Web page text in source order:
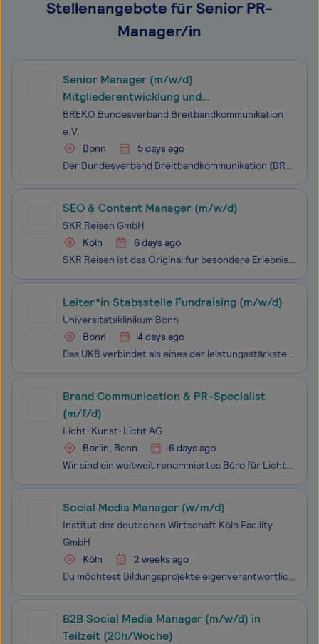
Stellenangebote für Senior PR-
Manager/in
Senior Manager (m/w/d)
Mitgliederentwicklung und
Mitgliederkommunikation
BREKO Bundesverband Breitbandkommunikation
e.V.
Bonn
5 days ago
Der Bundesverband Breitbandkommunikation (BREKO) ist der führende deutsche Telekommunikationsverband. Mit unseren 540 Mitgliedsunternehmen gestalten wir die digitale Zukunft und setzen uns für bestmögliche Rahmenbedingungen für Telekommunikationsunternehmen und Rechenzentrumsbetreiber ein. Unser 25-
SEO & Content Manager (m/w/d)
SKR Reisen GmbH
Köln
6 days ago
SKR Reisen ist das Original für besondere Erlebnisreisen in kleinen Gruppen – weltweit. Wir schenken unseren Gästen außergewöhnliche Reiseerlebnisse und bewirken dadurch ein anhaltend starkes Unternehmenswachstum. Für unser weiteres Wachstum suchen wir zeitnah eine/n SEO & Content Manager (m/w/
Leiter*in Stabsstelle Fundraising (m/w/d)
Universitätsklinikum Bonn
Bonn
4 days ago
Das UKB verbindet als eines der leistungsstärksten Universitätsklinika Deutschlands Höchstleistungen in Medizin und Forschung mit exzellenter Lehre. Jährlich werden am UKB über eine halbe Million Patienten ambulant und stationär versorgt. Hier studieren rund 3.500 Menschen Medizin und Zahnmedizin, z
Brand Communication & PR-Specialist
(m/f/d)
Licht-Kunst-Licht AG
Berlin, Bonn
6 days ago
Wir sind ein weltweit renommiertes Büro für Lichtdesign in der Architektur und suchen eine kommunikative Persönlichkeit (Vollzeit/Teilzeit) am Standort Berlin oder Bonn für unser Team.Du hast redaktionelles Gespür, strategisches Denken und einer Leidenschaft für gute Stories, damit unsere Projekte n
Social Media Manager (w/m/d)
Institut der deutschen Wirtschaft Köln Facility
GmbH
Köln
2 weeks ago
Du möchtest Bildungsprojekte eigenverantwortlich steuern und suchst eine Aufgabe mit gesellschaftlicher Relevanz? Bei IW Junior arbeitest du an der Schnittstelle von Wirtschaft und Bildung, koordinierst unterschiedliche Zielgruppen und setzt Projekte verlässlich um. Hierfür suchen wir zum nächstmögl
B2B Social Media Manager (m/w/d) in
Teilzeit (20h/Woche)